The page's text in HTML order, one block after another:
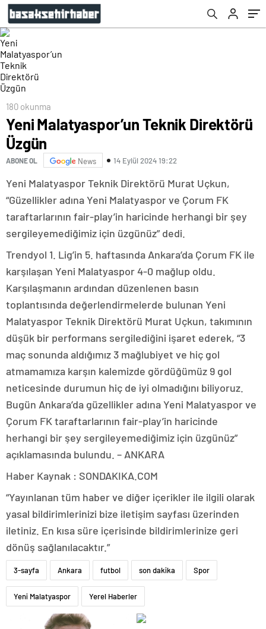
180 okunma
Yeni Malatyaspor’un Teknik Direktörü
Üzgün
ABONE OL News 14 Eylül 2024 19:22
Yeni Malatyaspor Teknik Direktörü Murat Uçkun,
“Güzellikler adına Yeni Malatyaspor ve Çorum FK
taraftarlarının fair-play’in haricinde herhangi bir şey
sergileyemediğimiz için üzgünüz” dedi.
Trendyol 1. Lig’in 5. haftasında Ankara’da Çorum FK ile
karşılaşan Yeni Malatyaspor 4-0 mağlup oldu.
Karşılaşmanın ardından düzenlenen basın
toplantısında değerlendirmelerde bulunan Yeni
Malatyaspor Teknik Direktörü Murat Uçkun, takımının
düşük bir performans sergilediğini işaret ederek, “3
maç sonunda aldığımız 3 mağlubiyet ve hiç gol
atmamamıza karşın kalemizde gördüğümüz 9 gol
neticesinde durumun hiç de iyi olmadığını biliyoruz.
Bugün Ankara’da güzellikler adına Yeni Malatyaspor ve
Çorum FK taraftarlarının fair-play’in haricinde
herhangi bir şey sergileyemediğimiz için üzgünüz”
açıklamasında bulundu. – ANKARA
Haber Kaynak : SONDAKIKA.COM
“Yayınlanan tüm haber ve diğer içerikler ile ilgili olarak
yasal bildirimlerinizi bize iletişim sayfası üzerinden
iletiniz. En kısa süre içerisinde bildirimlerinize geri
dönüş sağlanılacaktır.”
3-sayfa Ankara futbol son dakika Spor
Yeni Malatyaspor Yerel Haberler